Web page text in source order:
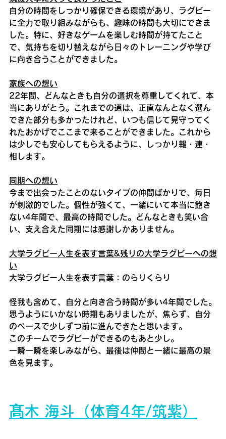
自分の時間をしっかり確保できる環境があり、ラグビー
に全力で取り組みながらも、趣味の時間も大切にできま
した。特に、好きなゲームを楽しむ時間が持てたこと
で、気持ちを切り替えながら日々のトレーニングや学び
に向き合うことができました。
家族への想い
22年間、どんなときも自分の選択を尊重してくれて、本
当にありがとう。これまでの道は、正直なんとなく選ん
できた部分も多かったけれど、いつも信じて見守ってく
れたおかげでここまで来ることができました。これから
は少しでも安心してもらえるように、しっかり報・連・
相します。
同期への想い
今まで出会ったことのないタイプの仲間ばかりで、毎日
が刺激的でした。個性が強くて、一緒にいて本当に飽き
ない4年間で、最高の時間でした。どんなときも笑い合
い、支え合えた同期には感謝しかありません。
大学ラグビー人生を表す言葉&残りの大学ラグビーへの想
い
大学ラグビー人生を表す言葉：のらりくらり
怪我も含めて、自分と向き合う時間が多い4年間でした。
思うようにいかない時期もありましたが、焦らず、自分
のペースで少しずつ前に進んできたと思います。
このチームでラグビーができるのもあと少し。
一瞬一瞬を楽しみながら、最後は仲間と一緒に最高の景
色を見ます。
髙木 海斗（体育4年/筑紫）